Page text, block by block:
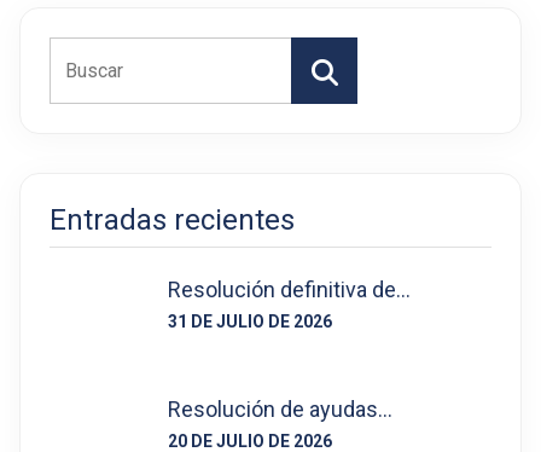
Buscar
Entradas recientes
Resolución definitiva de…
31 DE JULIO DE 2026
Resolución de ayudas…
20 DE JULIO DE 2026